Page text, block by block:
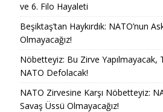
ve 6. Filo Hayaleti
Beşiktaş’tan Haykırdık: NATO’nun
Olmayacağız!
Nöbetteyiz: Bu Zirve Yapılmayacak,
NATO Defolacak!
NATO Zirvesine Karşı Nöbetteyiz:
Savaş Üssü Olmayacağız!